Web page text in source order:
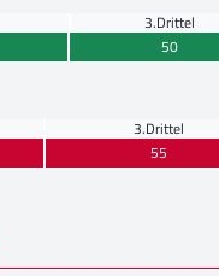
3.Drittel
50
3.Drittel
55